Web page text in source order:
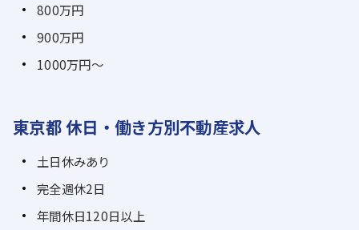
800万円
900万円
1000万円～
東京都 休日・働き方別不動産求人
土日休みあり
完全週休2日
年間休日120日以上